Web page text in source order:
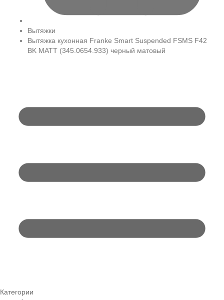
Вытяжки
Вытяжка кухонная Franke Smart Suspended FSMS F42
BK MATT (345.0654.933) черный матовый
Категории